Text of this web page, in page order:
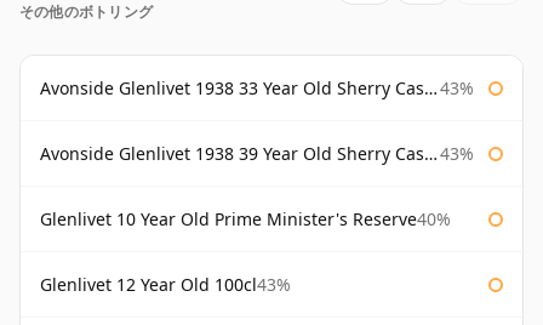
その他のボトリング
Avonside Glenlivet 1938 33 Year Old Sherry Cask Gordon & Macphail 43%
Avonside Glenlivet 1938 39 Year Old Sherry Cask Gordon & Macphail 43%
Glenlivet 10 Year Old Prime Minister's Reserve40%
Glenlivet 12 Year Old 100cl43%